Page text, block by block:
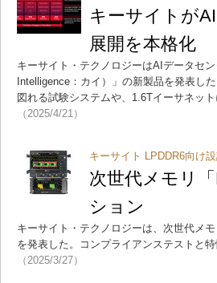
キーサイトが
展開を本格化
キーサイト・テクノロジーはAIデータセ
Intelligence：カイ）」の新製品を発表し
図れる試験システムや、1.6Tイーサネッ
（2025/4/21）
キーサイト LPDDR6向け
次世代メモリ
ション
キーサイト・テクノロジーは、次世代メ
を発表した。コンプライアンステストと
（2025/3/27）